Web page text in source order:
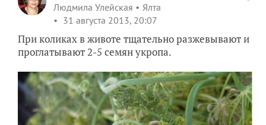
Людмила Улейская
Ялта
31 августа 2013, 20:07
При коликах в животе тщательно разжевывают и
проглатывают 2-5 семян укропа.